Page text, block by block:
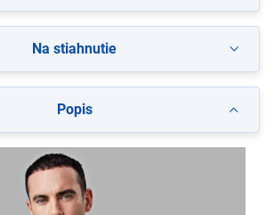
Popis
Na stiahnutie